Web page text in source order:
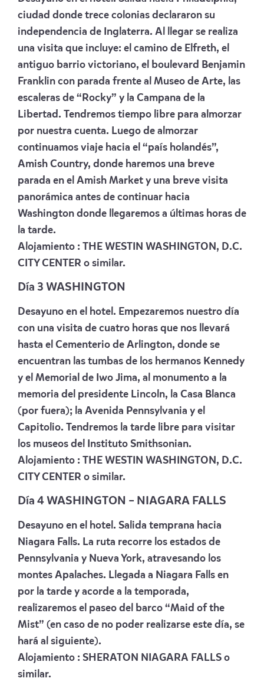
ciudad donde trece colonias declararon su
independencia de Inglaterra. Al llegar se realiza
una visita que incluye: el camino de Elfreth, el
antiguo barrio victoriano, el boulevard Benjamin
Franklin con parada frente al Museo de Arte, las
escaleras de “Rocky” y la Campana de la
Libertad. Tendremos tiempo libre para almorzar
por nuestra cuenta. Luego de almorzar
continuamos viaje hacia el “país holandés”,
Amish Country, donde haremos una breve
parada en el Amish Market y una breve visita
panorámica antes de continuar hacia
Washington donde llegaremos a últimas horas de
la tarde.
Alojamiento : THE WESTIN WASHINGTON, D.C.
CITY CENTER o similar.
Día 3 WASHINGTON
Desayuno en el hotel. Empezaremos nuestro día
con una visita de cuatro horas que nos llevará
hasta el Cementerio de Arlington, donde se
encuentran las tumbas de los hermanos Kennedy
y el Memorial de Iwo Jima, al monumento a la
memoria del presidente Lincoln, la Casa Blanca
(por fuera); la Avenida Pennsylvania y el
Capitolio. Tendremos la tarde libre para visitar
los museos del Instituto Smithsonian.
Alojamiento : THE WESTIN WASHINGTON, D.C.
CITY CENTER o similar.
Día 4 WASHINGTON – NIAGARA FALLS
Desayuno en el hotel. Salida temprana hacia
Niagara Falls. La ruta recorre los estados de
Pennsylvania y Nueva York, atravesando los
montes Apalaches. Llegada a Niagara Falls en
por la tarde y acorde a la temporada,
realizaremos el paseo del barco “Maid of the
Mist” (en caso de no poder realizarse este día, se
hará al siguiente).
Alojamiento : SHERATON NIAGARA FALLS o
similar.